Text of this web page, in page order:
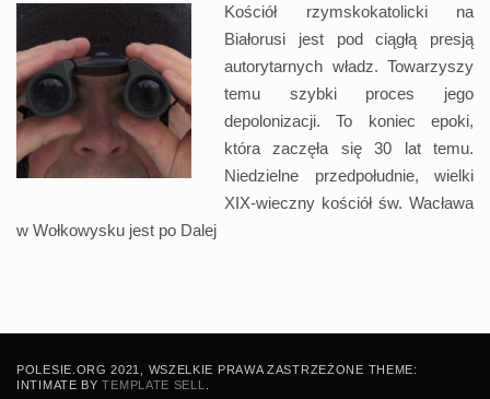
Kościół rzymskokatolicki na
Białorusi jest pod ciągłą presją
autorytarnych władz. Towarzyszy
temu szybki proces jego
depolonizacji. To koniec epoki,
która zaczęła się 30 lat temu.
Niedzielne przedpołudnie, wielki
XIX-wieczny kościół św. Wacława
w Wołkowysku jest po Dalej
POLESIE.ORG 2021, WSZELKIE PRAWA ZASTRZEŻONE THEME:
INTIMATE BYTEMPLATE SELL